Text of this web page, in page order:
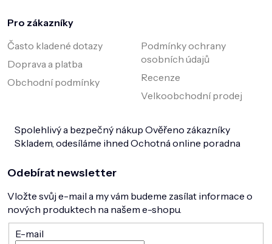
Pro zákazníky
Často kladené dotazy
Doprava a platba
Obchodní podmínky
Podmínky ochrany
osobních údajů
Recenze
Velkoobchodní prodej
Spolehlivý a bezpečný nákup Ověřeno zákazníky
Skladem, odesíláme ihned Ochotná online poradna
Odebírat newsletter
Vložte svůj e-mail a my vám budeme zasílat informace o
nových produktech na našem e-shopu.
E-mail